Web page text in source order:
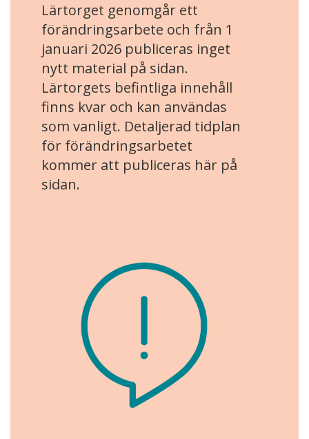
Lärtorget genomgår ett
förändringsarbete och från 1
januari 2026 publiceras inget
nytt material på sidan.
Lärtorgets befintliga innehåll
finns kvar och kan användas
som vanligt. Detaljerad tidplan
för förändringsarbetet
kommer att publiceras här på
sidan.